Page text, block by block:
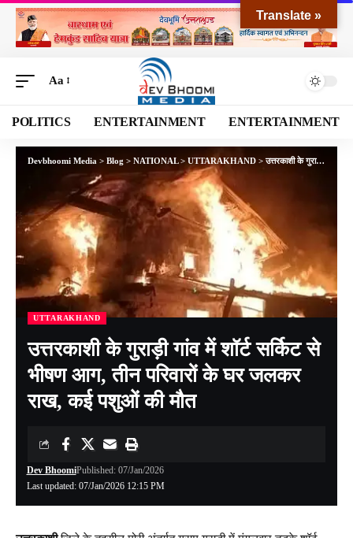
Aa
POLITICS ENTERTAINMENT ENTERTAINMENT
Devbhoomi Media > Blog > NATIONAL> UTTARAKHAND >उत्तरकाशी के गुराड़ी गांव में शॉर्ट सर्किट से भीषण आग, तीन परिवारों के घर जलकर राख, कई पशुओं की मौत
UTTARAKHAND
उत्तरकाशी के गुराड़ी गांव में शॉर्ट सर्किट से
भीषण आग, तीन परिवारों के घर जलकर
राख, कई पशुओं की मौत
Last updated: 07/Jan/2026 12:15 PM
Dev BhoomiPublished: 07/Jan/2026
Translate »